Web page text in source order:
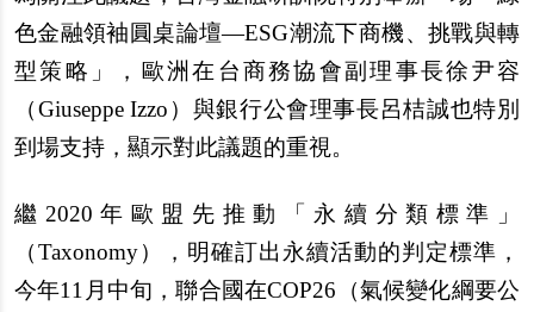
色金融領袖圓桌論壇―ESG潮流下商機、挑戰與轉
型策略」，歐洲在台商務協會副理事長徐尹容
（Giuseppe Izzo）與銀行公會理事長呂桔誠也特別
到場支持，顯示對此議題的重視。
繼2020年歐盟先推動「永續分類標準」
（Taxonomy），明確訂出永續活動的判定標準，
今年11月中旬，聯合國在COP26（氣候變化綱要公